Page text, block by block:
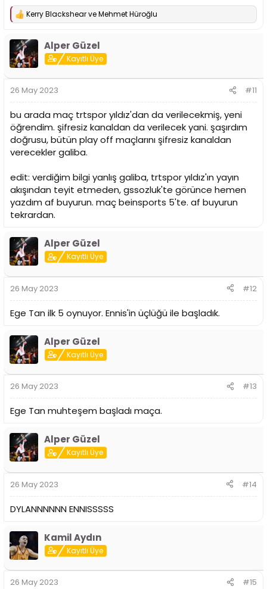
T
k
i
l
:
Kerry BlackshearveMehmet Hüroğlu
Alper Güzel
Kayıtlı Üye
26 May 2023 #11
bu arada maç trtspor yıldız'dan da verilecekmiş, yeni
öğrendim. şifresiz kanaldan da verilecek yani. şaşırdım
doğrusu, bütün play off maçlarını şifresiz kanaldan
verecekler galiba.
edit: verdiğim bilgi yanlış galiba, trtspor yıldız'ın yayın
akışından teyit etmeden, gssozluk'te görünce hemen
yazdım af buyurun. maç beinsports 5'te. af buyurun
tekrardan.
Alper Güzel
Kayıtlı Üye
26 May 2023 #12
Ege Tan ilk 5 oynuyor. Ennis'in üçlüğü ile başladık.
Alper Güzel
Kayıtlı Üye
26 May 2023 #13
Ege Tan muhteşem başladı maça.
Alper Güzel
Kayıtlı Üye
26 May 2023 #14
DYLANNNNNN ENNISSSSS
Kamil Aydın
Kayıtlı Üye
26 May 2023 #15